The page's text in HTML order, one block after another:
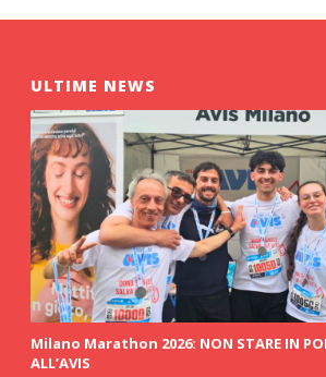
ULTIME NEWS
Milano Marathon 2026: NON STARE IN
ALL’AVIS